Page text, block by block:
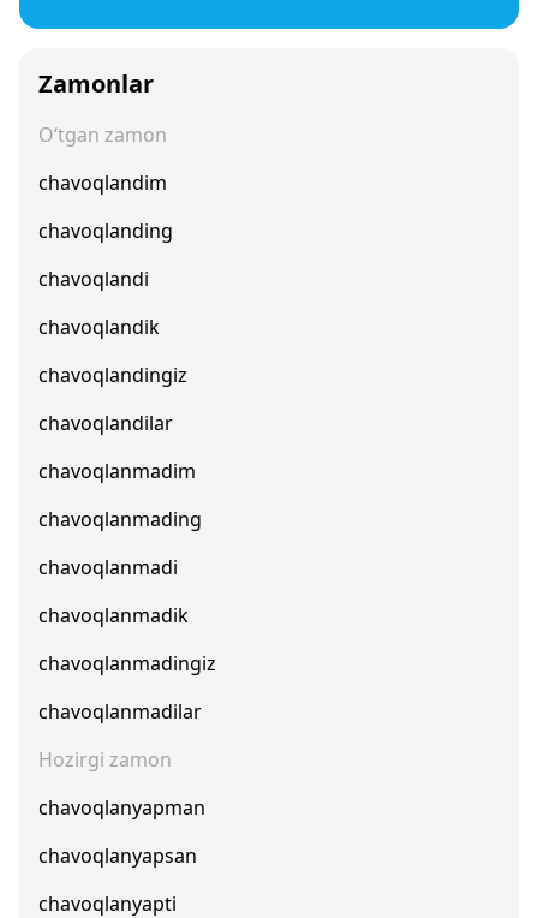
Zamonlar
O‘tgan zamon
chavoqlandim
chavoqlanding
chavoqlandi
chavoqlandik
chavoqlandingiz
chavoqlandilar
chavoqlanmadim
chavoqlanmading
chavoqlanmadi
chavoqlanmadik
chavoqlanmadingiz
chavoqlanmadilar
Hozirgi zamon
chavoqlanyapman
chavoqlanyapsan
chavoqlanyapti